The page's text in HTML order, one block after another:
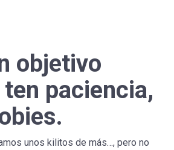
objetivo
paciencia,
unos kilitos de más…, pero no